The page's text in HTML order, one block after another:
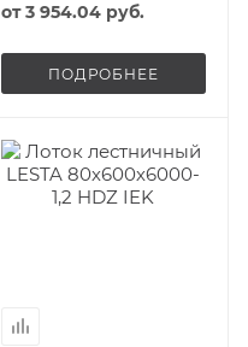
от3 954.04 руб.
ПОДРОБНЕЕ